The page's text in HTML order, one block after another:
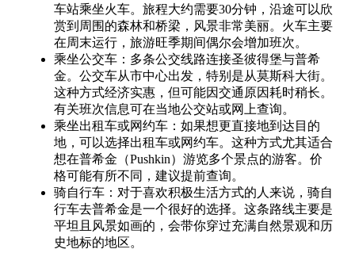
车站乘坐火车。旅程大约需要30分钟，沿途可以欣
赏到周围的森林和桥梁，风景非常美丽。火车主要
在周末运行，旅游旺季期间偶尔会增加班次。
乘坐公交车：多条公交线路连接圣彼得堡与普希
金。公交车从市中心出发，特别是从莫斯科大街。
这种方式经济实惠，但可能因交通原因耗时稍长。
有关班次信息可在当地公交站或网上查询。
乘坐出租车或网约车：如果想更直接地到达目的
地，可以选择出租车或网约车。这种方式尤其适合
想在普希金（Pushkin）游览多个景点的游客。价
格可能有所不同，建议提前查询。
骑自行车：对于喜欢积极生活方式的人来说，骑自
行车去普希金是一个很好的选择。这条路线主要是
平坦且风景如画的，会带你穿过充满自然景观和历
史地标的地区。